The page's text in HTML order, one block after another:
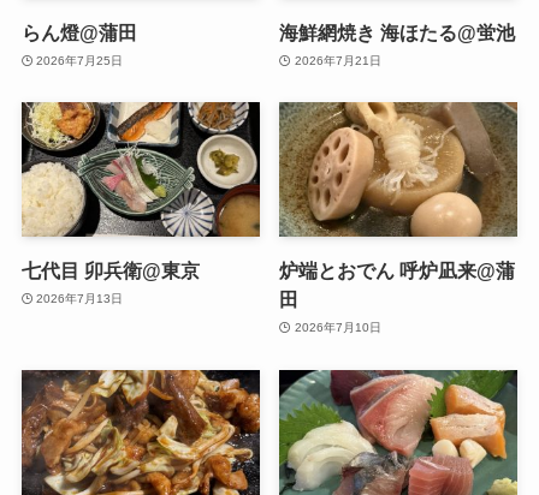
らん燈@蒲田
2026年7月25日
海鮮網焼き 海ほたる@蛍池
2026年7月21日
七代目 卯兵衛@東京
2026年7月13日
炉端とおでん 呼炉凪来@蒲
田
2026年7月10日